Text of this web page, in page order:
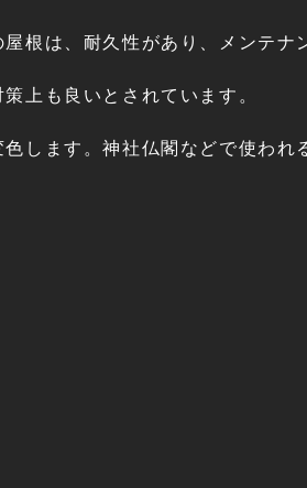
根は、耐久性があり、メンテナ
上も良いとされています。
します。神社仏閣などで使われ